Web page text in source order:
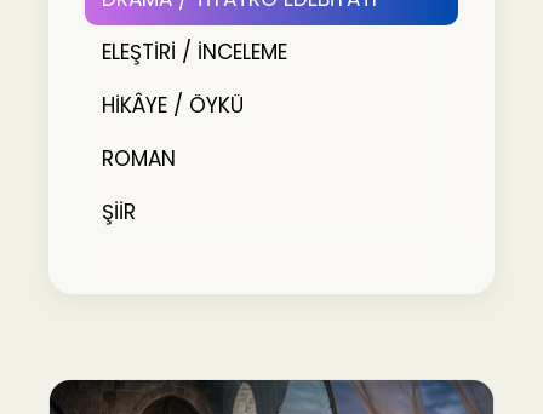
ELEŞTİRİ / İNCELEME
HİKÂYE / ÖYKÜ
ROMAN
ŞİİR